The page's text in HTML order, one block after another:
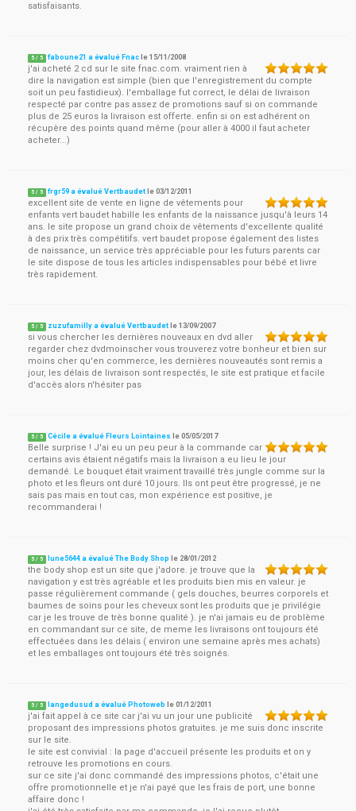
satisfaisants.
5 / 5 faboune21 a évalué Fnac le15/11/2008
j'ai acheté 2 cd sur le site fnac.com. vraiment rien à
dire la navigation est simple (bien que l'enregistrement du compte
soit un peu fastidieux). l'emballage fut correct, le délai de livraison
respecté par contre pas assez de promotions sauf si on commande
plus de 25 euros la livraison est offerte. enfin si on est adhérent on
récupère des points quand même (pour aller à 4000 il faut acheter
acheter...)
5 / 5 frgr59 a évalué Vertbaudet le03/12/2011
excellent site de vente en ligne de vêtements pour
enfants vert baudet habille les enfants de la naissance jusqu'à leurs 14
ans. le site propose un grand choix de vêtements d'excellente qualité
à des prix très compétitifs. vert baudet propose également des listes
de naissance, un service très appréciable pour les futurs parents car
le site dispose de tous les articles indispensables pour bébé et livre
très rapidement.
5 / 5 zuzufamilly a évalué Vertbaudet le13/09/2007
si vous chercher les dernières nouveaux en dvd aller
regarder chez dvdmoinscher vous trouverez votre bonheur et bien sur
moins cher qu'en commerce, les dernières nouveautés sont remis a
jour, les délais de livraison sont respectés, le site est pratique et facile
d'accès alors n'hésiter pas
5 / 5 Cécile a évalué Fleurs Lointaines le05/05/2017
Belle surprise ! J'ai eu un peu peur à la commande car
certains avis étaient négatifs mais la livraison a eu lieu le jour
demandé. Le bouquet était vraiment travaillé très jungle comme sur la
photo et les fleurs ont duré 10 jours. Ils ont peut être progressé, je ne
sais pas mais en tout cas, mon expérience est positive, je
recommanderai !
5 / 5 lune5644 a évalué The Body Shop le 28/01/2012
the body shop est un site que j'adore. je trouve que la
navigation y est très agréable et les produits bien mis en valeur. je
passe régulièrement commande ( gels douches, beurres corporels et
baumes de soins pour les cheveux sont les produits que je privilégie
car je les trouve de très bonne qualité ). je n'ai jamais eu de problème
en commandant sur ce site, de meme les livraisons ont toujours été
effectuées dans les délais ( environ une semaine après mes achats)
et les emballages ont toujours été très soignés.
5 / 5 langedusud a évalué Photoweb le01/12/2011
j'ai fait appel à ce site car j'ai vu un jour une publicité
proposant des impressions photos gratuites. je me suis donc inscrite
sur le site.
le site est convivial : la page d'accueil présente les produits et on y
retrouve les promotions en cours.
sur ce site j'ai donc commandé des impressions photos, c'était une
offre promotionnelle et je n'ai payé que les frais de port, une bonne
affaire donc !